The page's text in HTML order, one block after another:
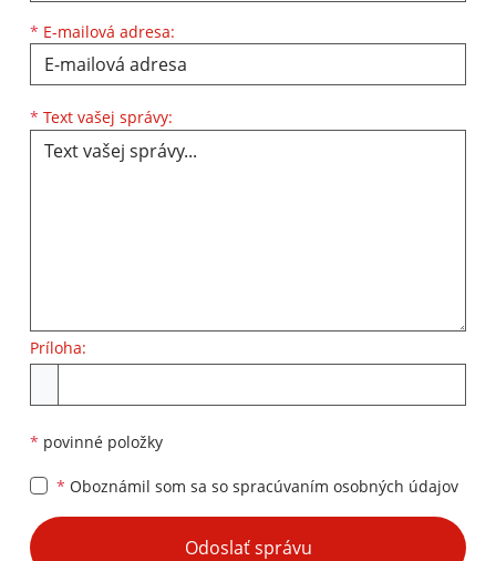
* E-mailová adresa:
* Text vašej správy:
Príloha:
* povinné položky
* Oboznámil som sa so spracúvaním osobných údajov
Google reCaptcha Response
Odoslať správu